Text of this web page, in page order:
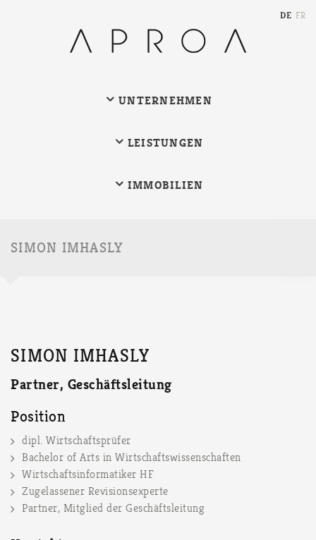
DE FR
UNTERNEHMEN
LEISTUNGEN
IMMOBILIEN
SIMON IMHASLY
SIMON IMHASLY
Partner, Geschäftsleitung
Position
dipl. Wirtschaftsprüfer
Bachelor of Arts in Wirtschaftswissenschaften
Wirtschaftsinformatiker HF
Zugelassener Revisionsexperte
Partner, Mitglied der Geschäftsleitung